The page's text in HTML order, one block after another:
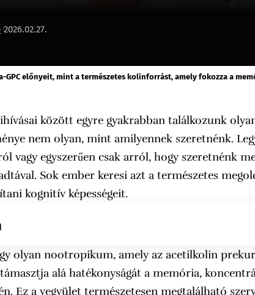
2026.02.27.
GPC előnyeit, mint a természetes kolinforrást, amely fokozza a
között egyre gyakrabban találkozunk
nem olyan, mint amilyennek szeretnénk.
vagy egyszerűen csak arról, hogy szeretnénk
Sok ember keresi azt a természetes
kognitív képességeit.
olyan nootropikum, amely az acetilkolin
alá hatékonyságát a memória,
Ez a vegyület természetesen megtalálható